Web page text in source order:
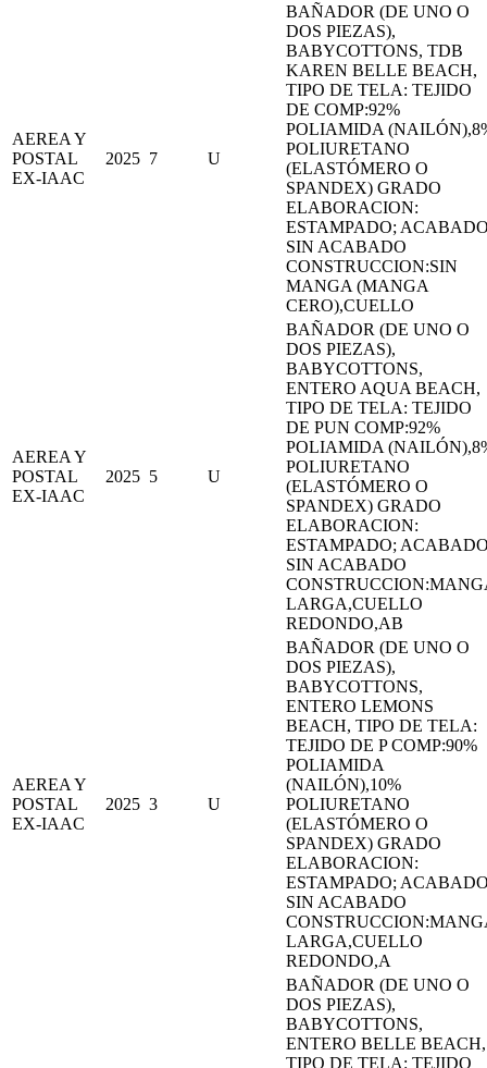
AEREA Y
POSTAL
EX-IAAC
2025 7 U
BAÑADOR (DE UNO O
DOS PIEZAS),
BABYCOTTONS, TDB
KAREN BELLE BEACH,
TIPO DE TELA: TEJIDO
DE COMP:92%
POLIAMIDA
POLIURETANO
(ELASTÓMERO O
SPANDEX) GRADO
ELABORACION:
ESTAMPADO;
SIN ACABADO
CONSTRUCCION:SIN
MANGA (MANGA
CERO),CUELLO
AEREA Y
POSTAL
EX-IAAC
2025 5 U
BAÑADOR (DE UNO O
DOS PIEZAS),
BABYCOTTONS,
ENTERO AQUA BEACH,
TIPO DE TELA: TEJIDO
DE PUN COMP:92%
POLIAMIDA
POLIURETANO
(ELASTÓMERO O
SPANDEX) GRADO
ELABORACION:
ESTAMPADO;
SIN ACABADO
LARGA,CUELLO
REDONDO,AB
AEREA Y
POSTAL
EX-IAAC
2025 3 U
BAÑADOR (DE UNO O
DOS PIEZAS),
BABYCOTTONS,
ENTERO LEMONS
BEACH, TIPO DE TELA:
TEJIDO DE P COMP:90%
POLIAMIDA
(NAILÓN),10%
POLIURETANO
(ELASTÓMERO O
SPANDEX) GRADO
ELABORACION:
ESTAMPADO;
SIN ACABADO
LARGA,CUELLO
REDONDO,A
BAÑADOR (DE UNO O
DOS PIEZAS),
BABYCOTTONS,
ENTERO BELLE BEACH,
TIPO DE TELA: TEJIDO